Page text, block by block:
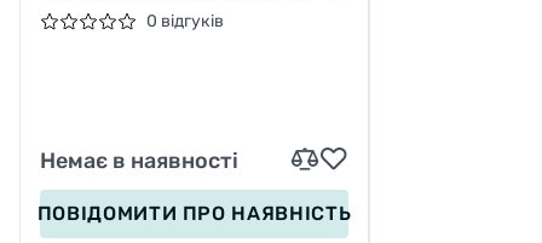
V "PILSAN"0 відгуків
Немає в наявності
ПОВІДОМИТИ ПРО НАЯВНІСТЬ